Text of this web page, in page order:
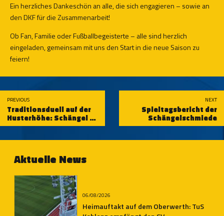
Ein herzliches Dankeschön an alle, die sich engagieren – sowie an
den DKF für die Zusammenarbeit!
Ob Fan, Familie oder Fußballbegeisterte – alle sind herzlich
eingeladen, gemeinsam mit uns den Start in die neue Saison zu
feiern!
PREVIOUS
Traditionsduell auf der
Husterhöhe: Schängel zu
Gast beim FK 03
NEXT
Spieltagsbericht der
Schängelschmiede
Aktuelle News
06/08/2026
Heimauftakt auf dem Oberwerth: TuS